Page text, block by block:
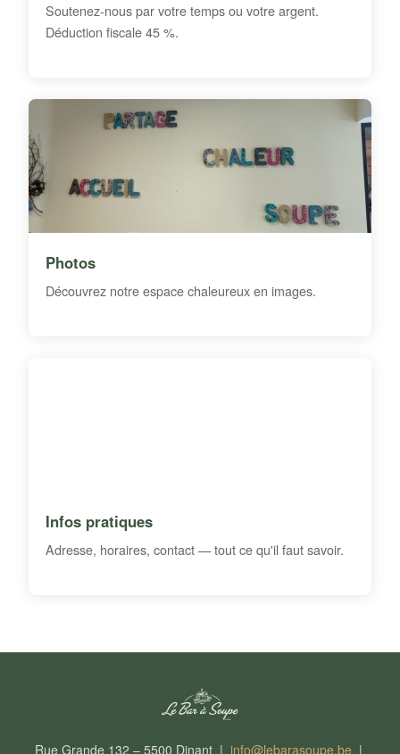
Soutenez-nous par votre temps ou votre argent.
Déduction fiscale 45 %.
Photos
Découvrez notre espace chaleureux en images.
Infos pratiques
Adresse, horaires, contact — tout ce qu'il faut savoir.
Rue Grande 132 – 5500 Dinant | info@lebarasoupe.be|